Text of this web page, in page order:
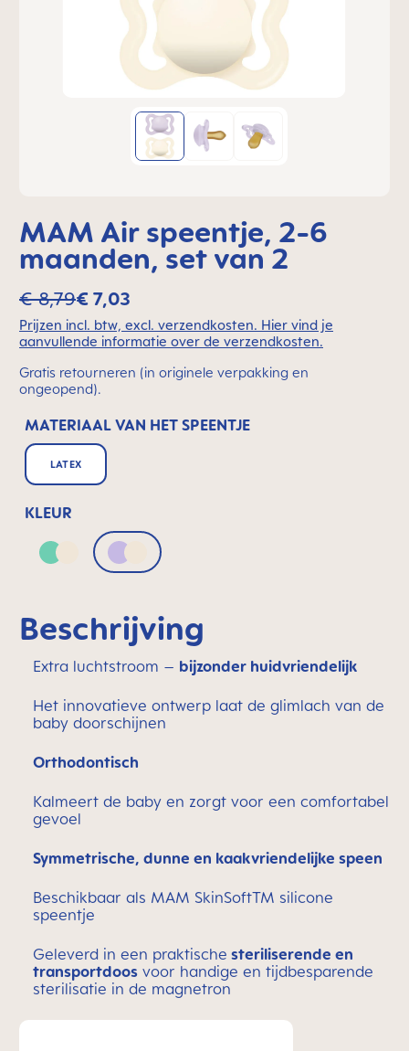
MAM Air speentje, 2-6
maanden, set van 2
€ 7,03
€ 8,79
Prijzen incl. btw, excl. verzendkosten. Hier vind je
aanvullende informatie over de verzendkosten.
Gratis retourneren (in originele verpakking en
ongeopend).
MATERIAAL VAN HET SPEENTJE
LATEX
KLEUR
Green & NeutralLilac & Neutral
Beschrijving
Extra luchtstroom – bijzonder huidvriendelijk
Het innovatieve ontwerp laat de glimlach van de
baby doorschijnen
Orthodontisch
Kalmeert de baby en zorgt voor een comfortabel
gevoel
Symmetrische, dunne en kaakvriendelijke speen
Beschikbaar als MAM SkinSoftTM silicone
speentje
Geleverd in een praktische steriliserende en
transportdoos voor handige en tijdbesparende
sterilisatie in de magnetron